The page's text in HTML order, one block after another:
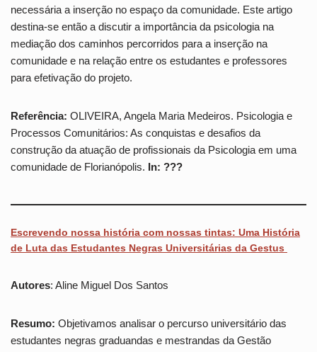
necessária a inserção no espaço da comunidade. Este artigo
destina-se então a discutir a importância da psicologia na
mediação dos caminhos percorridos para a inserção na
comunidade e na relação entre os estudantes e professores
para efetivação do projeto.
Referência: OLIVEIRA, Angela Maria Medeiros. Psicologia e
Processos Comunitários: As conquistas e desafios da
construção da atuação de profissionais da Psicologia em uma
comunidade de Florianópolis. In: ???
Escrevendo nossa história com nossas tintas: Uma História
de Luta das Estudantes Negras Universitárias da Gestus
Autores: Aline Miguel Dos Santos
Resumo: Objetivamos analisar o percurso universitário das
estudantes negras graduandas e mestrandas da Gestão